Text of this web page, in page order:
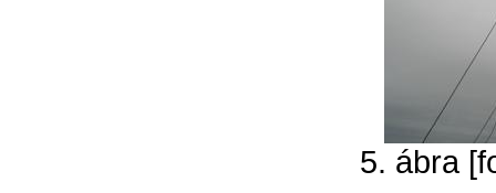
5. ábra